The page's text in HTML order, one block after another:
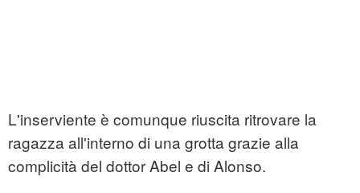
L'inserviente è comunque riuscita ritrovare la
ragazza all'interno di una grotta grazie alla
complicità del dottor Abel e di Alonso.